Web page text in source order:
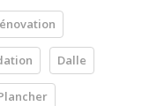
Dalle